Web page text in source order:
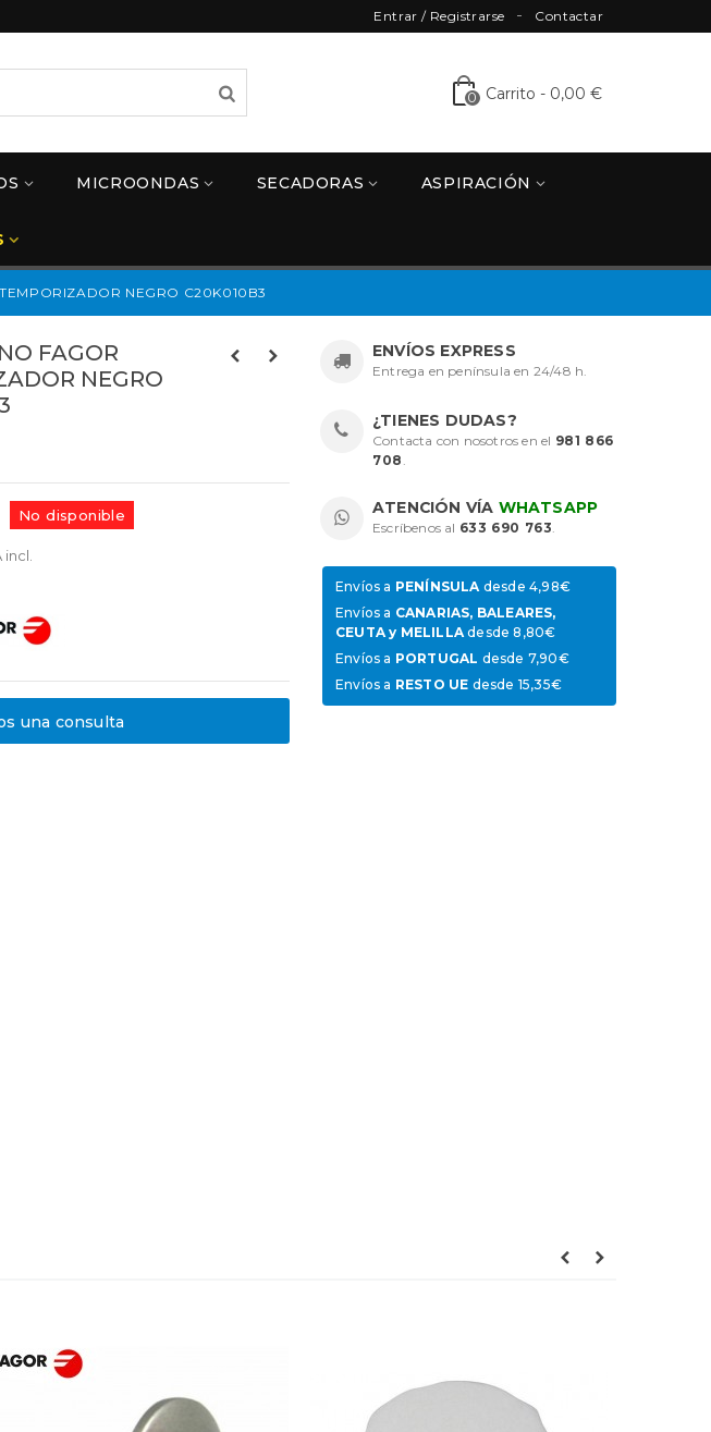
Contactar
Entrar / Registrarse
0 Carrito - 0,00 €
MICROONDAS SECADORAS ASPIRACIÓN
NEGRO C20K010B3
FAGOR
NEGRO
No disponible
incl.
una consulta
ENVÍOS EXPRESS
Entrega en península en 24/48 h.
¿TIENES DUDAS?
Contacta con nosotros en el 981 866
708 .
ATENCIÓN VÍA WHATSAPP
Escríbenos al 633 690 763.
Envíos a PENÍNSULAdesde 4,98€
Envíos a CANARIAS, BALEARES,
CEUTA y MELILLAdesde 8,80€
Envíos a PORTUGAL desde 7,90€
Envíos a RESTO UE desde 15,35€